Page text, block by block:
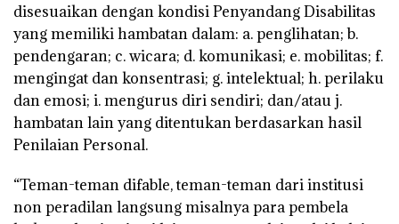
disesuaikan dengan kondisi Penyandang Disabilitas
yang memiliki hambatan dalam: a. penglihatan; b.
pendengaran; c. wicara; d. komunikasi; e. mobilitas; f.
mengingat dan konsentrasi; g. intelektual; h. perilaku
dan emosi; i. mengurus diri sendiri; dan/atau j.
hambatan lain yang ditentukan berdasarkan hasil
Penilaian Personal.
“Teman-teman difable, teman-teman dari institusi
non peradilan langsung misalnya para pembela